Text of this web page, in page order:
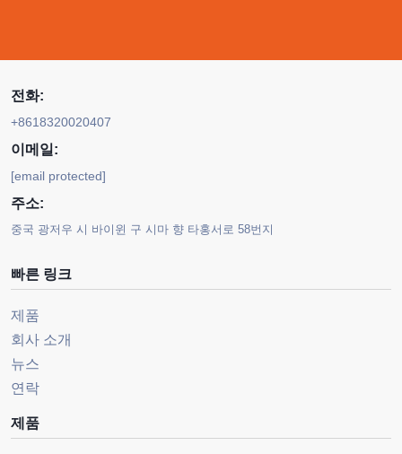
전화:
+8618320020407
이메일:
[email protected]
주소:
중국 광저우 시 바이윈 구 시마 향 타홍서로 58번지
빠른 링크
제품
회사 소개
뉴스
연락
제품